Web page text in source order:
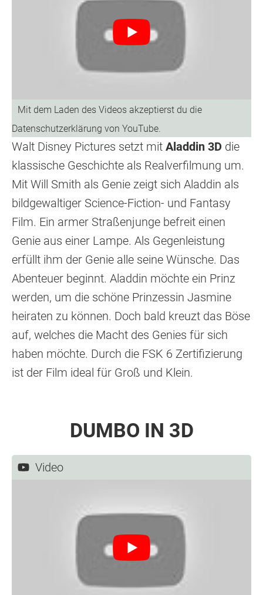
Walt Disney Pictures setzt mit Aladdin 3D die
klassische Geschichte als Realverfilmung um.
Mit Will Smith als Genie zeigt sich Aladdin als
bildgewaltiger Science-Fiction- und Fantasy
Film. Ein armer Straßenjunge befreit einen
Genie aus einer Lampe. Als Gegenleistung
erfüllt ihm der Genie alle seine Wünsche. Das
Abenteuer beginnt. Aladdin möchte ein Prinz
werden, um die schöne Prinzessin Jasmine
heiraten zu können. Doch bald kreuzt das Böse
auf, welches die Macht des Genies für sich
haben möchte. Durch die FSK 6 Zertifizierung
ist der Film ideal für Groß und Klein.
DUMBO IN 3D
Video